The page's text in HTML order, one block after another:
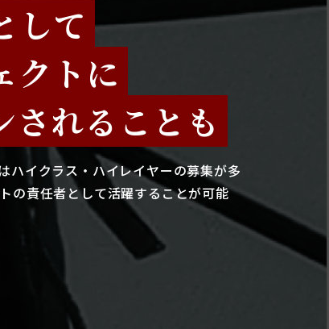
して
クトに
されることも
ハイクラス・ハイレイヤーの募集が多
の責任者として活躍することが可能